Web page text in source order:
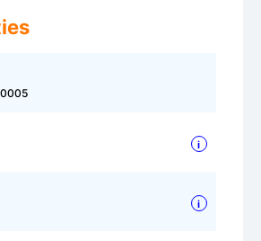
i
i